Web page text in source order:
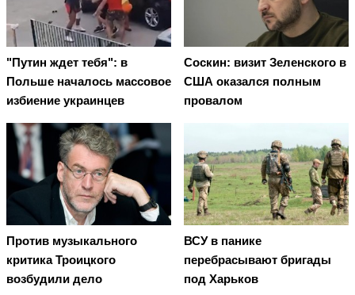
"Путин ждет тебя": в
Польше началось массовое
избиение украинцев
Соскин: визит Зеленского в
США оказался полным
провалом
Против музыкального
критика Троицкого
возбудили дело
ВСУ в панике
перебрасывают бригады
под Харьков